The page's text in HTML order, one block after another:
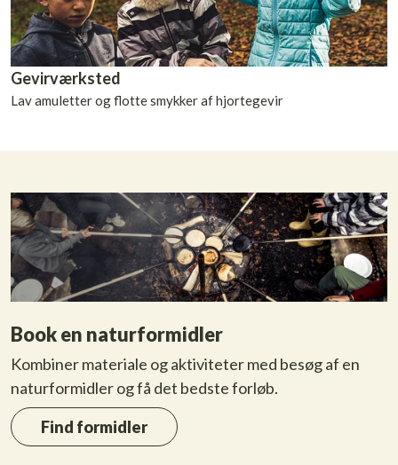
Gevirværksted
Lav amuletter og flotte smykker af hjortegevir
Book en naturformidler
Kombiner materiale og aktiviteter med besøg af en
naturformidler og få det bedste forløb.
Find formidler